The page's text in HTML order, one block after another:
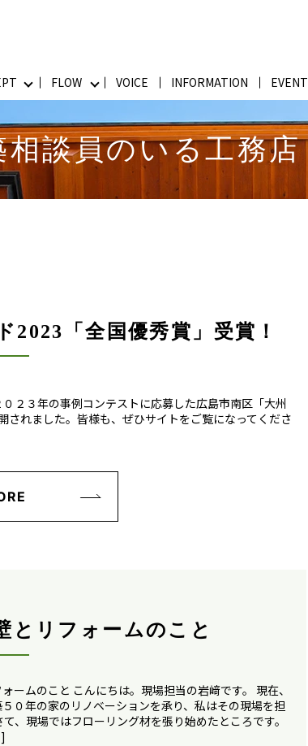
FLOW VOICE INFORMATION EVENT
相談員のいる工務店
2023「全国優秀賞」受賞！
３年の事例コンテストに応募した広島市南区「大州
れました。皆様も、ぜひサイトをご覧になってくださ
とリフォームのこと
ームのこと こんにちは。現場担当の岩﨑です。 現在、
０年の家のリノベーションを承り、私はその現場を担
、現場ではフローリング材を張り始めたところです。